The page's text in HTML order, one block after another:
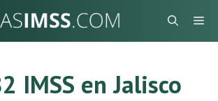
IMSS en Jalisco